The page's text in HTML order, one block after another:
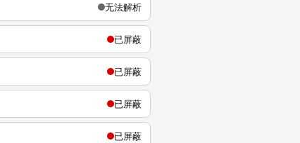
无法解析
已屏蔽
已屏蔽
已屏蔽
已屏蔽